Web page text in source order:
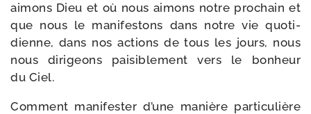
aimons Dieu et où nous aimons notre pro­chain et
que nous le mani­fes­tons dans notre vie quo­ti­
dienne, dans nos actions de tous les jours, nous
nous diri­geons pai­si­ble­ment vers le bon­heur
du Ciel.
Comment mani­fes­ter d’une manière par­ti­cu­lière